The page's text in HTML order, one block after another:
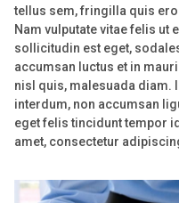
tellus sem, fringilla quis
Nam vulputate vitae felis ut
sollicitudin est eget,
accumsan luctus et in
nisl quis, malesuada diam.
interdum, non accumsan
eget felis tincidunt tempor
amet, consectetur